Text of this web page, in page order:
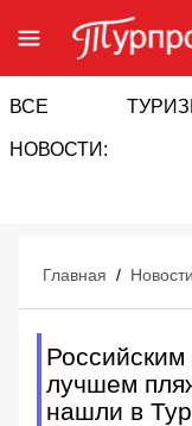
ВСЕ
НОВОСТИ:
Главная / Новости
Российским
лучшем
нашли в